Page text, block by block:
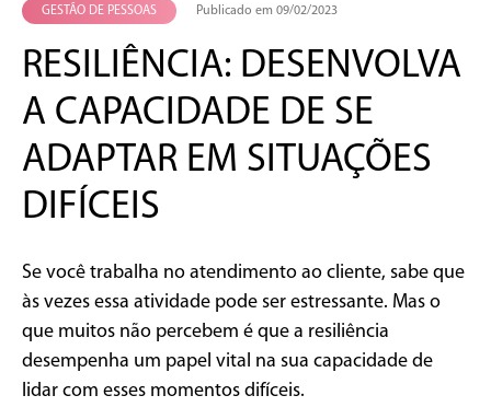
GESTÃO DE PESSOAS Publicado em 09/02/2023
RESILIÊNCIA: DESENVOLVA
A CAPACIDADE DE SE
ADAPTAR EM SITUAÇÕES
DIFÍCEIS
Se você trabalha no atendimento ao cliente, sabe que
às vezes essa atividade pode ser estressante. Mas o
que muitos não percebem é que a resiliência
desempenha um papel vital na sua capacidade de
lidar com esses momentos difíceis.